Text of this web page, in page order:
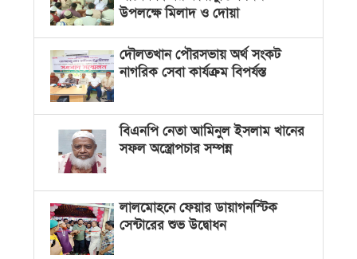
উপলক্ষে মিলাদ ও দোয়া
দৌলতখান পৌরসভায় অর্থ সংকট
নাগরিক সেবা কার্যক্রম বিপর্যস্ত
বিএনপি নেতা আমিনুল ইসলাম খানের
সফল অস্ত্রোপচার সম্পন্ন
লালমোহনে ফেয়ার ডায়াগনস্টিক
সেন্টারের শুভ উদ্বোধন